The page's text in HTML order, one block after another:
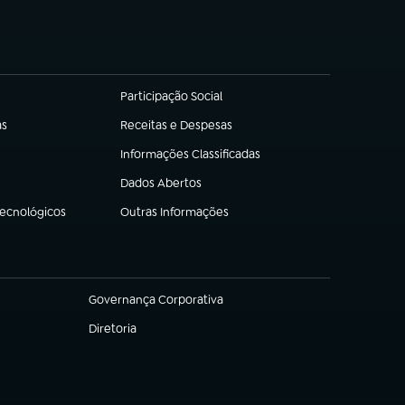
Participação Social
(abre em nova aba)
Receitas e Despesas
(abre em nova aba)
Informações Classificadas
(abre em nova aba)
Dados Abertos
(abre em nova aba)
Outras Informações
(abre em nova aba)
Governança Corporativa
(abre em nova aba)
Diretoria
(abre em nova aba)